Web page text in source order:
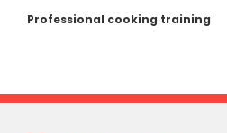
Professional cooking training